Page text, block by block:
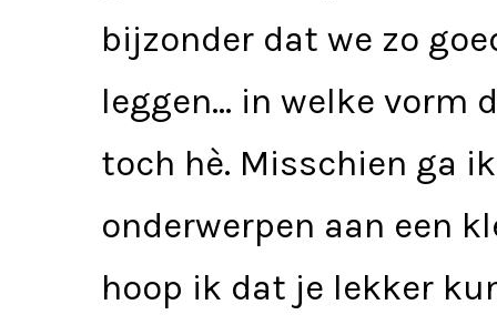
bijzonder dat we zo
leggen… in welke vorm
toch hè. Misschien ga
onderwerpen aan een
hoop ik dat je lekker